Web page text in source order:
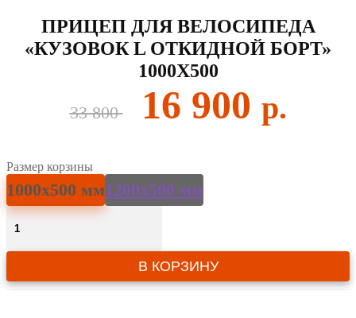
ПРИЦЕП ДЛЯ ВЕЛОСИПЕДА
«КУЗОВОК L ОТКИДНОЙ БОРТ»
1000Х500
33 800
Первоначальная
цена
33
800 ₽.
16 900
цена:
Размер корзины
1000х500 мм1200х500 мм
Количество
товара
для
"Кузовок
В КОРЗИНУ